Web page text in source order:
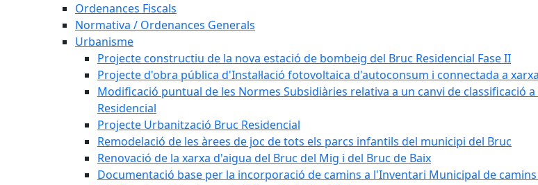
Ordenances Fiscals
Normativa / Ordenances Generals
Urbanisme
Projecte constructiu de la nova estació de bombeig del Bruc Residencial Fase II
Projecte d'obra pública d'Instal·lació fotovoltaica d'autoconsum i connectada a xarxa
Modificació puntual de les Normes Subsidiàries relativa a un canvi de classificació
Residencial
Projecte Urbanització Bruc Residencial
Remodelació de les àrees de joc de tots els parcs infantils del municipi del Bruc
Renovació de la xarxa d'aigua del Bruc del Mig i del Bruc de Baix
Documentació base per la incorporació de camins a l'Inventari Municipal de